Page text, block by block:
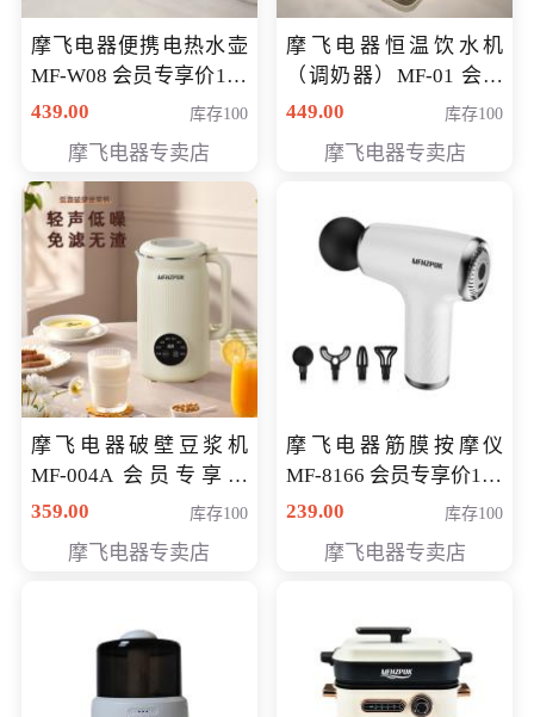
摩飞电器便携电热水壶
MF-W08 会员专享价198
元
439.00 库存100
摩飞电器专卖店
摩飞电器恒温饮水机
（调奶器）MF-01 会员
专享价366元
449.00 库存100
摩飞电器专卖店
摩飞电器破壁豆浆机
MF-004A 会员专享价
168元
359.00 库存100
摩飞电器专卖店
摩飞电器筋膜按摩仪
MF-8166 会员专享价168
元
239.00 库存100
摩飞电器专卖店